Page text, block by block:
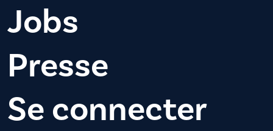
Jobs
Presse
Se connecter